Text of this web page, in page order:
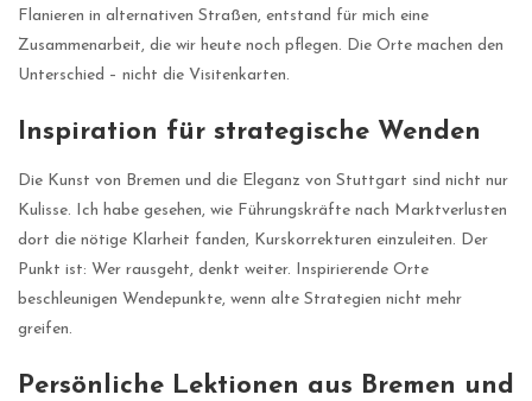
Flanieren in alternativen Straßen, entstand für mich eine
Zusammenarbeit, die wir heute noch pflegen. Die Orte machen den
Unterschied – nicht die Visitenkarten.
Inspiration für strategische Wenden
Die Kunst von Bremen und die Eleganz von Stuttgart sind nicht nur
Kulisse. Ich habe gesehen, wie Führungskräfte nach Marktverlusten
dort die nötige Klarheit fanden, Kurskorrekturen einzuleiten. Der
Punkt ist: Wer rausgeht, denkt weiter. Inspirierende Orte
beschleunigen Wendepunkte, wenn alte Strategien nicht mehr
greifen.
Persönliche Lektionen aus Bremen und